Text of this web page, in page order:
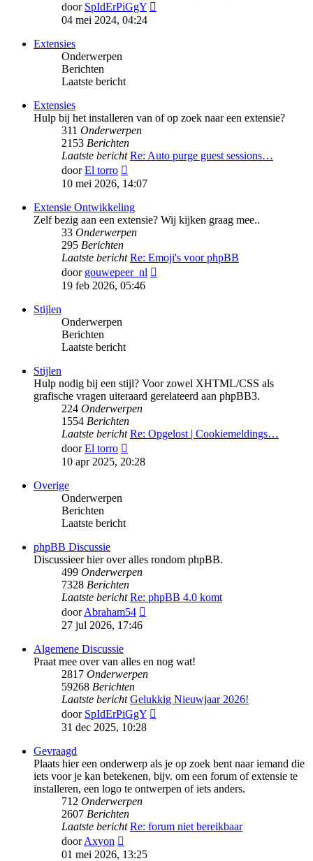
door SpIdErPiGgY
04 mei 2024, 04:24
Extensies
Onderwerpen
Berichten
Laatste bericht
Extensies
Hulp bij het installeren van of op zoek naar een extensie?
311 Onderwerpen
2153 Berichten
Laatste bericht Re: Auto purge guest sessions…
doorEl torro
laatste
10 mei 2026, 14:07
Extensie Ontwikkeling
Zelf bezig aan een extensie? Wij kijken graag mee..
33 Onderwerpen
295 Berichten
Laatste bericht Re: Emoji's voor phpBB
door gouwepeer_nl
19 feb 2026, 05:46
Stijlen
Onderwerpen
Berichten
Laatste bericht
Stijlen
Hulp nodig bij een stijl? Voor zowel XHTML/CSS als
grafische vragen uiteraard gerelateerd aan phpBB3.
224 Onderwerpen
1554 Berichten
Laatste bericht Re: Opgelost | Cookiemeldings…
doorEl torro
laatste
10 apr 2025, 20:28
Overige
Onderwerpen
Berichten
Laatste bericht
phpBB Discussie
Discussieer hier over alles rondom phpBB.
499 Onderwerpen
7328 Berichten
Laatste bericht Re: phpBB 4.0 komt
doorAbraham54
27 jul 2026, 17:46
Algemene Discussie
Praat mee over van alles en nog wat!
2817 Onderwerpen
59268 Berichten
Laatste bericht Gelukkig Nieuwjaar 2026!
door SpIdErPiGgY
31 dec 2025, 10:28
Gevraagd
Plaats hier een onderwerp als je op zoek bent naar iemand die
iets voor je kan betekenen, bijv. om een forum of extensie te
installeren, een logo te ontwerpen of iets anders.
712 Onderwerpen
2607 Berichten
Laatste bericht Re: forum niet bereikbaar
doorAxyon
laatste
01 mei 2026, 13:25